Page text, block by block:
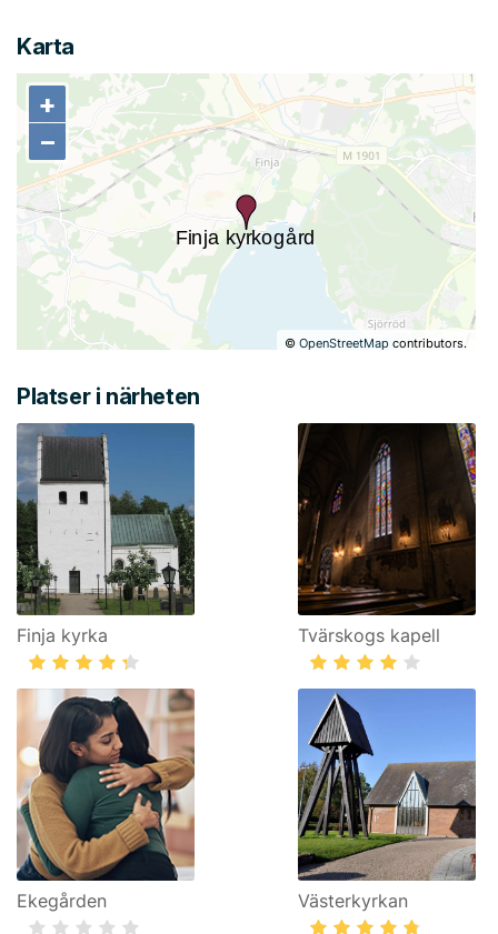
Karta
+
−
©OpenStreetMap contributors.
+
−
Platser i närheten
Finja kyrka Tvärskogs kapell
Ekegården Västerkyrkan